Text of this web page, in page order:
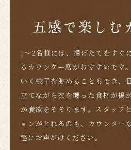
1～2名様には、揚げたてをすぐ
るカウンター席がおすすめです。
いく様子を眺めることもでき、
立てながら衣を纏った食材が揚
が食欲をそそります。 スタッフ
ョンがとれるのも、 カウンター
軽にお声がけください。